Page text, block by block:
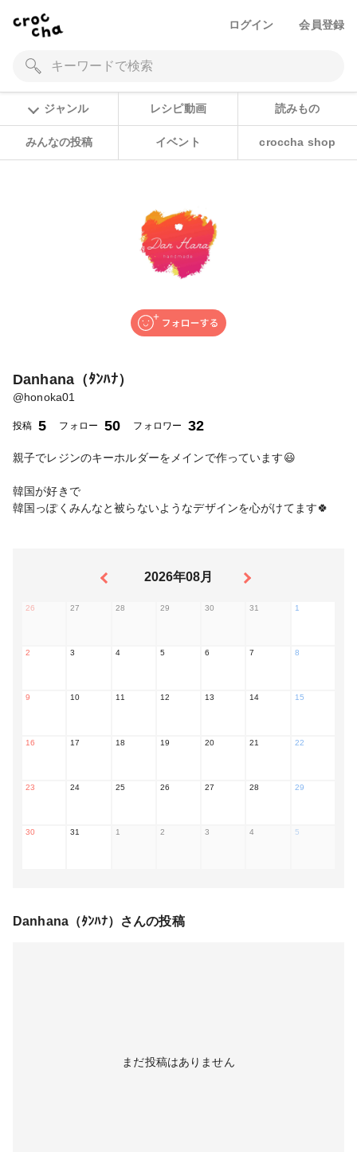
ログイン 会員登録
ジャンル レシピ動画 読みもの
みんなの投稿 イベント croccha shop
Danhana（ﾀﾝﾊﾅ）
@honoka01
投稿 5 フォロー 50 フォロワー 32
親子でレジンのキーホルダーをメインで作っています😃
韓国が好きで
韓国っぽくみんなと被らないようなデザインを心がけてます🍀
2026年08月
26 27 28 29 30 31 1
2 3 4 5 6 7 8
9 10 11 12 13 14 15
16 17 18 19 20 21 22
23 24 25 26 27 28 29
30 31 1 2 3 4 5
Danhana（ﾀﾝﾊﾅ） さんの投稿
まだ投稿はありません